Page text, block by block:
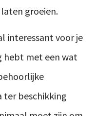
groeien.
interessant voor je
hebt met een wat
ter beschikking